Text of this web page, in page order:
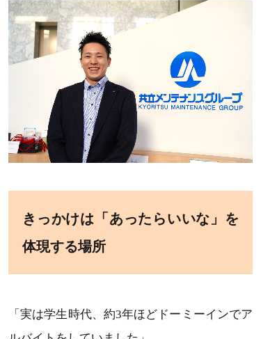
きっかけは「あったらいいな」を
体現する場所
「実は学生時代、約3年ほどドーミーインでア